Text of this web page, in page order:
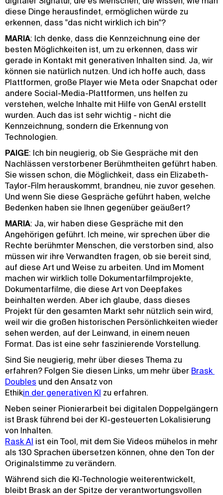
diese Dinge herausfindet, ermöglichen würde zu
erkennen, dass "das nicht wirklich ich bin"?
MARIA: Ich denke, dass die Kennzeichnung eine der
besten Möglichkeiten ist, um zu erkennen, dass wir
gerade in Kontakt mit generativen Inhalten sind. Ja, wir
können sie natürlich nutzen. Und ich hoffe auch, dass
Plattformen, große Player wie Meta oder Snapchat oder
andere Social-Media-Plattformen, uns helfen zu
verstehen, welche Inhalte mit Hilfe von GenAI erstellt
wurden. Auch das ist sehr wichtig - nicht die
Kennzeichnung, sondern die Erkennung von
Technologien.
PAIGE: Ich bin neugierig, ob Sie Gespräche mit den
Nachlässen verstorbener Berühmtheiten geführt haben.
Sie wissen schon, die Möglichkeit, dass ein Elizabeth-
Taylor-Film herauskommt, brandneu, nie zuvor gesehen.
Und wenn Sie diese Gespräche geführt haben, welche
Bedenken haben sie Ihnen gegenüber geäußert?
MARIA: Ja, wir haben diese Gespräche mit den
Angehörigen geführt. Ich meine, wir sprechen über die
Rechte berühmter Menschen, die verstorben sind, also
müssen wir ihre Verwandten fragen, ob sie bereit sind,
auf diese Art und Weise zu arbeiten. Und im Moment
machen wir wirklich tolle Dokumentarfilmprojekte,
Dokumentarfilme, die diese Art von Deepfakes
beinhalten werden. Aber ich glaube, dass dieses
Projekt für den gesamten Markt sehr nützlich sein wird,
weil wir die großen historischen Persönlichkeiten wieder
sehen werden, auf der Leinwand, in einem neuen
Format. Das ist eine sehr faszinierende Vorstellung.
Sind Sie neugierig, mehr über dieses Thema zu
erfahren? Folgen Sie diesen Links, um mehr über Brask
Doubles und den Ansatz von
‍Ethikin der generativen KI zu erfahren.
Neben seiner Pionierarbeit bei digitalen Doppelgängern
ist Brask führend bei der KI-gesteuerten Lokalisierung
von Inhalten.
Rask AI ist ein Tool, mit dem Sie Videos mühelos in mehr
als 130 Sprachen übersetzen können, ohne den Ton der
Originalstimme zu verändern.
Während sich die KI-Technologie weiterentwickelt,
bleibt Brask an der Spitze der verantwortungsvollen